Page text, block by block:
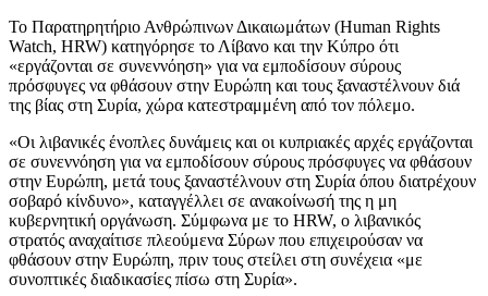
Το Παρατηρητήριο Ανθρώπινων Δικαιωμάτων (Human Rights
Watch, HRW) κατηγόρησε το Λίβανο και την Κύπρο ότι
«εργάζονται σε συνεννόηση» για να εμποδίσουν σύρους
πρόσφυγες να φθάσουν στην Ευρώπη και τους ξαναστέλνουν διά
της βίας στη Συρία, χώρα κατεστραμμένη από τον πόλεμο.
«Οι λιβανικές ένοπλες δυνάμεις και οι κυπριακές αρχές εργάζονται
σε συνεννόηση για να εμποδίσουν σύρους πρόσφυγες να φθάσουν
στην Ευρώπη, μετά τους ξαναστέλνουν στη Συρία όπου διατρέχουν
σοβαρό κίνδυνο», καταγγέλλει σε ανακοίνωσή της η μη
κυβερνητική οργάνωση. Σύμφωνα με το HRW, ο λιβανικός
στρατός αναχαίτισε πλεούμενα Σύρων που επιχειρούσαν να
φθάσουν στην Ευρώπη, πριν τους στείλει στη συνέχεια «με
συνοπτικές διαδικασίες πίσω στη Συρία».